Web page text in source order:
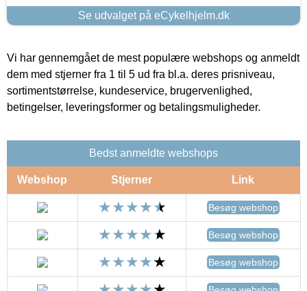
Se udvalget på eCykelhjelm.dk
Vi har gennemgået de mest populære webshops og anmeldt
dem med stjerner fra 1 til 5 ud fra bl.a. deres prisniveau,
sortimentstørrelse, kundeservice, brugervenlighed,
betingelser, leveringsformer og betalingsmuligheder.
Bedst anmeldte webshops
Webshop Stjerner Link
Besøg webshop
Besøg webshop
Besøg webshop